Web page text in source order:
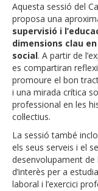
Aquesta sessió del
proposa una
supervisió i
dimensions clau
social. A partir de
es compartiran
promoure el bon
i una mirada crítica
professional en les
col·lectius.
La sessió també
els seus serveis i el
desenvolupament
d’interès per a
laboral i l’exercici